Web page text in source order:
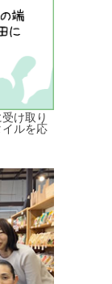
け取り
ルを応